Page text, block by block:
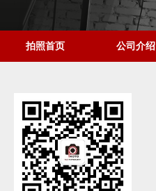
拍照首页 公司介绍